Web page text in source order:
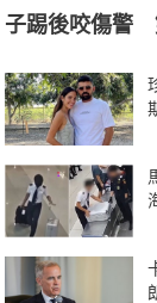
子踢後咬傷警